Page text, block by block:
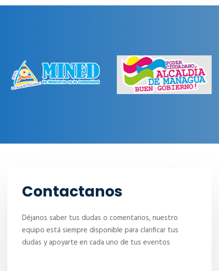
Contactanos
Déjanos saber tus dudas o comentarios, nuestro
equipo está siempre disponible para clarificar tus
dudas y apoyarte en cada uno de tus eventos